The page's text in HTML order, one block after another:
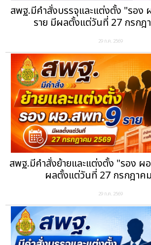
สพฐ.มีคำสั่งบรรจุและแต่งตั้ง "รอง
ราย มีผลตั้งแต่วันที่ 27 กรกฎ
29 ก.ค. 2569
สพฐ.มีคำสั่งย้ายและแต่งตั้ง "รอง ผ
ผลตั้งแต่วันที่ 27 กรกฎาค
29 ก.ค. 2569